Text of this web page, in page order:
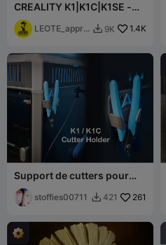
CREALITY K1|K1C|K1SE -
REHAUSSEUR DE
COUVERCLE V3 [KIT
D'EXTENSION DE CADRE]
LEOTE_appro  9K 1.4K
Support de cutters pour
panneau latéral avant K1 /
K1C stoffies00711  421 261